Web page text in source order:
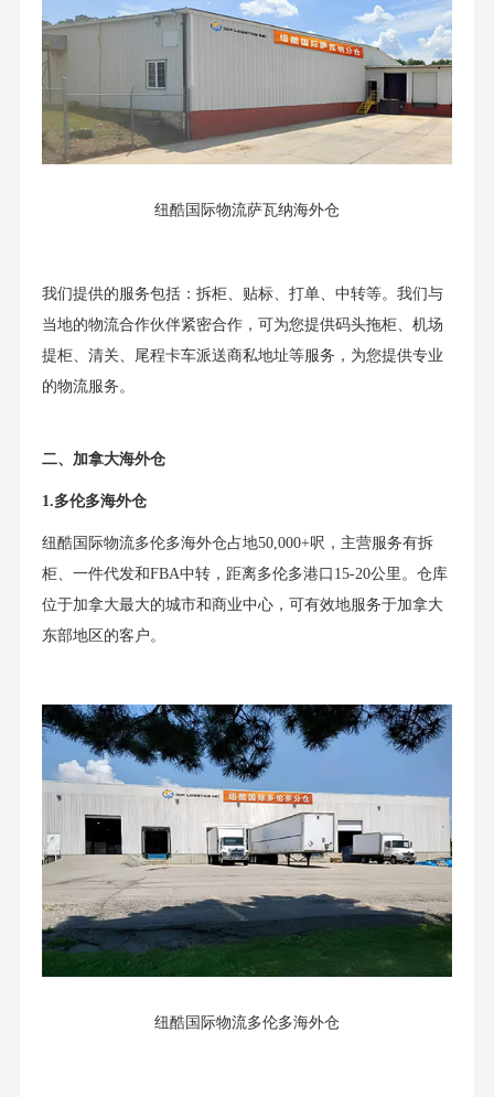
纽酷国际物流萨瓦纳海外仓
我们提供的服务包括：拆柜、贴标、打单、中转等。我们与
当地的物流合作伙伴紧密合作，可为您提供码头拖柜、机场
提柜、清关、尾程卡车派送商私地址等服务，为您提供专业
的物流服务。
二、加拿大海外仓
1.多伦多海外仓
纽酷国际物流多伦多海外仓占地50,000+呎，主营服务有拆
柜、一件代发和FBA中转，距离多伦多港口15-20公里。仓库
位于加拿大最大的城市和商业中心，可有效地服务于加拿大
东部地区的客户。
纽酷国际物流多伦多海外仓